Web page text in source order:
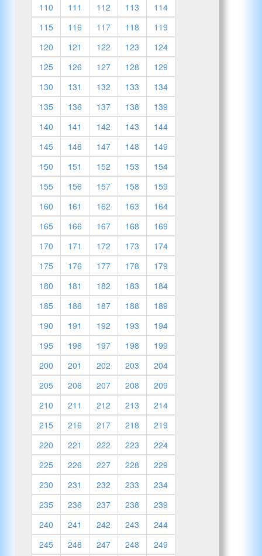
110
111 112 113
114
115
116 117 118
119
120
121 122 123
124
125
126 127 128
129
130
131 132 133
134
135
136 137 138
139
140
141 142 143
144
145
146 147 148
149
150
151 152 153
154
155
156 157 158
159
160
161 162 163
164
165
166 167 168
169
170
171 172 173
174
175
176 177 178
179
180
181 182 183
184
185
186 187 188
189
190
191 192 193
194
195
196 197 198
199
200
201 202 203
204
205
206 207 208
209
210
211 212 213
214
215
216 217 218
219
220
221 222 223
224
225
226 227 228
229
230
231 232 233
234
235
236 237 238
239
240
241 242 243
244
245
246 247 248
249